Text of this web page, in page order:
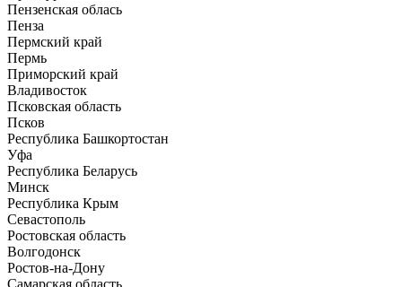
Пензенская облась
Пенза
Пермский край
Пермь
Приморский край
Владивосток
Псковская область
Псков
Республика Башкортостан
Уфа
Республика Беларусь
Минск
Республика Крым
Севастополь
Ростовская область
Волгодонск
Ростов-на-Дону